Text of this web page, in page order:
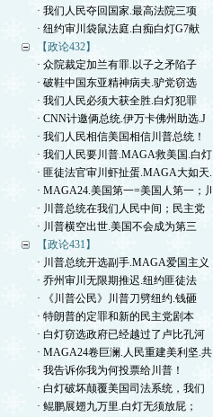
· 我们人民夺回国家.最高法院三项
· 纽约审川袋鼠法庭.白痴白灯G7献
【政论432】
· 众院裁定加兰有罪.以子之矛陷子
· 破鞋中国东亚精神病夫.驴党窃选
· 我们人民必须大获全胜.白灯犯罪
· CNN计邀俩总统.伊万卡佛州助选.J
· 我们人民相信美国相信川普总统！
· 我们人民要川普.MAGA救美国.白灯
· 匪徒法官审川虾扯蛋.MAGA大如天.
· MAGA24.美国第一=美国人第一；川
· 川普总统在我们人民中间；民主党
· 川普横空出世.美国不会成为第三
【政论431】
· 川普总统开选副手.MAGA爱国主义
· 乔州审川无限期推迟.纽约匪徒法
· 《川普公民》川普刀劈纽约.钱砸
· 特朗普的定罪和新的民主党剧本
· 白灯窃选政府已经越过了卢比孔河
· MAGA24卷巨澜.人民重建美利坚.共
· 我告诉你我为何投票给川普！
· 白灯破坏颠覆美国司法系统，我们
· 鲲鹏展翅九万里.白灯无须放屁；